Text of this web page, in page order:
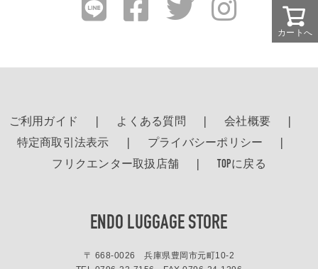
カートへ
ご利用ガイド よくある質問
会社概要
特定商取引法表示
プライバシーポリシー
フリクエンター取扱店舗
TOPに戻る
ENDO LUGGAGE STORE
〒 668-0026 兵庫県豊岡市元町10-2